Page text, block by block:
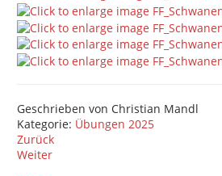
Geschrieben von Christian Mandl
Kategorie: Übungen 2025
Zurück
Weiter